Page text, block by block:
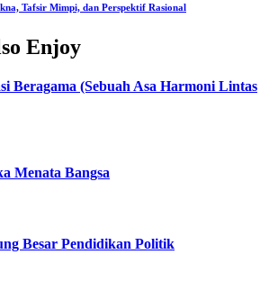
Tafsir Mimpi, dan Perspektif Rasional
Enjoy
Beragama (Sebuah Asa Harmoni Lintas
Menata Bangsa
Besar Pendidikan Politik